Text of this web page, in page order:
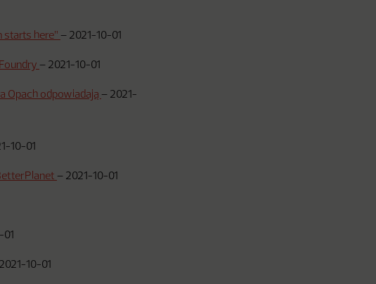
starts here” – 2021-10-01
– 2021-10-01
Opach odpowiadają – 2021-
10-01
– 2021-10-01
2021-10-01